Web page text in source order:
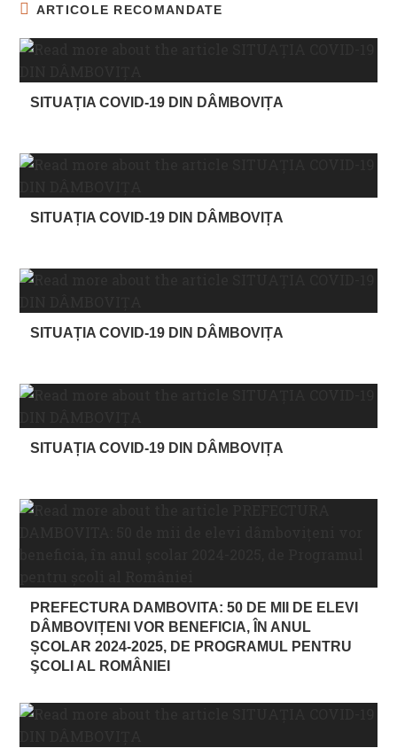
ARTICOLE RECOMANDATE
SITUAȚIA COVID-19 DIN DÂMBOVIȚA
SITUAȚIA COVID-19 DIN DÂMBOVIȚA
SITUAȚIA COVID-19 DIN DÂMBOVIȚA
SITUAȚIA COVID-19 DIN DÂMBOVIȚA
PREFECTURA DAMBOVITA: 50 DE MII DE ELEVI
DÂMBOVIȚENI VOR BENEFICIA, ÎN ANUL
ȘCOLAR 2024-2025, DE PROGRAMUL PENTRU
ŞCOLI AL ROMÂNIEI